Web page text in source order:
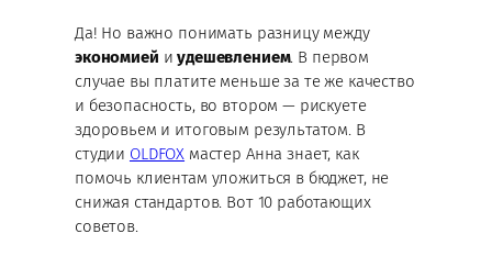
Да! Но важно понимать разницу между
экономией иудешевлением. В первом
случае вы платите меньше за те же качество
и безопасность, во втором — рискуете
здоровьем и итоговым результатом. В
студии OLDFOX мастер Анна знает, как
помочь клиентам уложиться в бюджет, не
снижая стандартов. Вот 10 работающих
советов.